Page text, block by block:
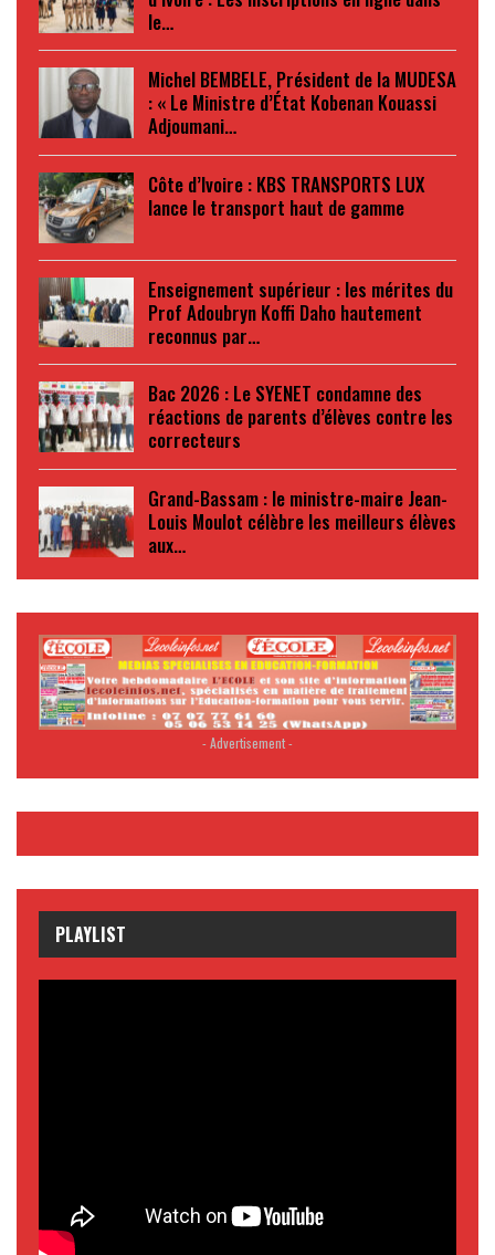
le…
Michel BEMBELE, Président de la MUDESA
: « Le Ministre d’État Kobenan Kouassi
Adjoumani…
Côte d’Ivoire : KBS TRANSPORTS LUX
lance le transport haut de gamme
Enseignement supérieur : les mérites du
Prof Adoubryn Koffi Daho hautement
reconnus par…
Bac 2026 : Le SYENET condamne des
réactions de parents d’élèves contre les
correcteurs
Grand-Bassam : le ministre-maire Jean-
Louis Moulot célèbre les meilleurs élèves
aux…
- Advertisement -
PLAYLIST